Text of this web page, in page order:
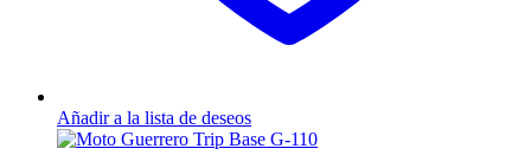
Añadir a la lista de deseos